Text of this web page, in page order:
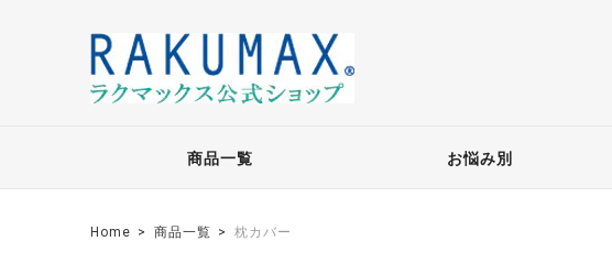
商品一覧 お悩み別
Home 商品一覧 枕カバー